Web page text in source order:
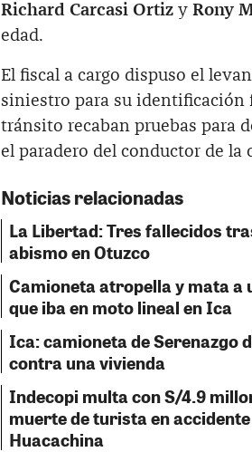
Richard Carcasi Ortiz y Rony
edad.
El fiscal a cargo dispuso el
siniestro para su identificación
tránsito recaban pruebas para
el paradero del conductor de la
Noticias relacionadas
La Libertad: Tres fallecidos
abismo en Otuzco
Camioneta atropella y mata a
que iba en moto lineal en Ica
Ica: camioneta de Serenazgo
contra una vivienda
Indecopi multa con S/4.9
muerte de turista en
Huacachina